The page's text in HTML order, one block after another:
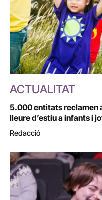
ACTUALITAT
5.000 entitats reclamen
lleure d’estiu a infants i
Redacció